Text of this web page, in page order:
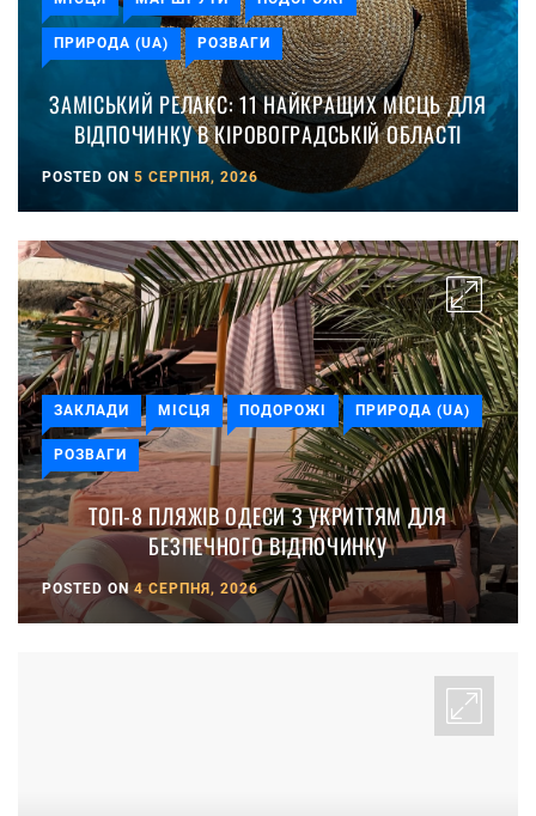
ПРИРОДА (UA) РОЗВАГИ
ЗАМІСЬКИЙ РЕЛАКС: 11 НАЙКРАЩИХ МІСЦЬ ДЛЯ
ВІДПОЧИНКУ В КІРОВОГРАДСЬКІЙ ОБЛАСТІ
POSTED ON 5 СЕРПНЯ, 2026
ЗАКЛАДИ МІСЦЯ ПОДОРОЖІ ПРИРОДА (UA)
РОЗВАГИ
ТОП-8 ПЛЯЖІВ ОДЕСИ З УКРИТТЯМ ДЛЯ
БЕЗПЕЧНОГО ВІДПОЧИНКУ
POSTED ON 4 СЕРПНЯ, 2026